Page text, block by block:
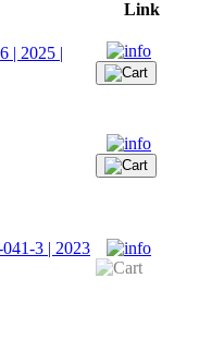
Link
| 2025 |
3 | 2023